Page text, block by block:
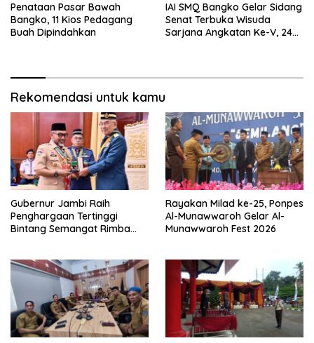
Penataan Pasar Bawah
Bangko, 11 Kios Pedagang
Buah Dipindahkan
IAI SMQ Bangko Gelar Sidang
Senat Terbuka Wisuda
Sarjana Angkatan Ke-V, 243
Rekomendasi untuk kamu
Gubernur Jambi Raih
Penghargaan Tertinggi
Bintang Semangat Rimba
Rayakan Milad ke-25, Ponpes
Al-Munawwaroh Gelar Al-
Munawwaroh Fest 2026